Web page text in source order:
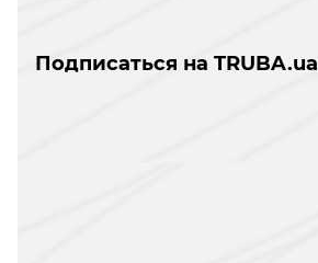
Подписаться на TRUBA.ua